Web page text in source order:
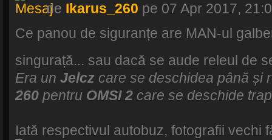
de Ikarus_260 pe 07 Apr 2017,
Ce panou de siguranțe are MAN-ul
singurață... sau dacă se aude releul de
Era un Jelcz care se deschidea până și
260pentru OMSI 2care se deschide
Iată respectivul autobuz, fotografii vechi